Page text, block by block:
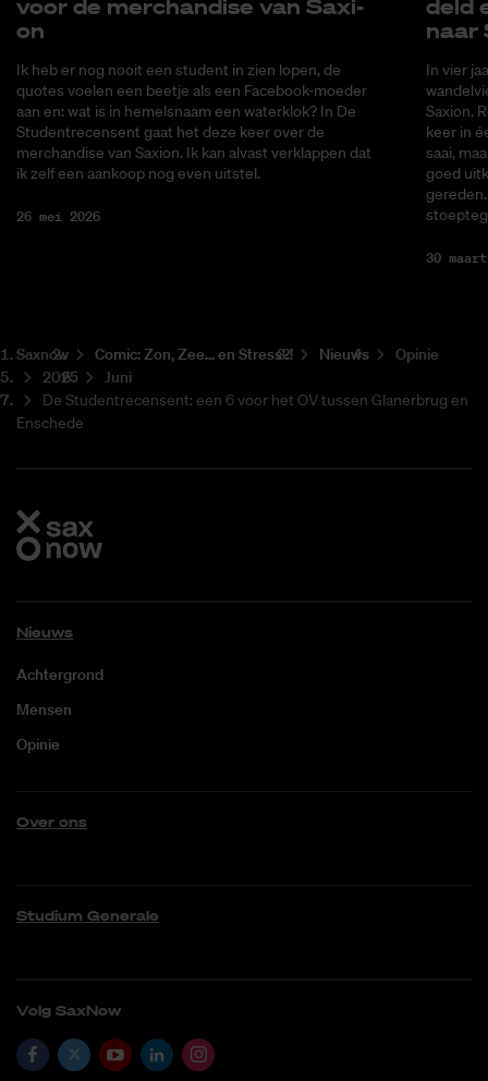
voor de mer­chan­di­se van Saxi­
on
Ik heb er nog nooit een student in zien lopen, de
quotes voelen een beetje als een Facebook-moeder
aan en: wat is in hemelsnaam een waterklok? In De
Studentrecensent gaat het deze keer over de
merchandise van Saxion. Ik kan alvast verklappen dat
ik zelf een aankoop nog even uitstel.
26 mei 2026
deld
naar
In vier
Saxion.
keer in
saai,
goed
30
Saxnow Co­mic: Zon, Zee... en Stress?! Nieuws
Opinie
2025
Juni
De Studentrecensent: een 6 voor het OV tussen Glanerbrug en
Enschede
Nieuws
Achtergrond
Mensen
Opinie
Over ons
Studium Generale
Volg SaxNow